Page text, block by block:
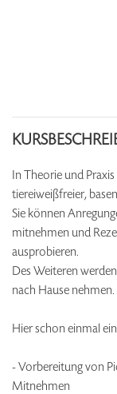
In Theorie und
tiereiweißfreier,
Sie können
mitnehmen und
ausprobieren.
Des Weiteren
nach Hause nehmen.
Hier schon einmal
- Vorbereitung von
Mitnehmen